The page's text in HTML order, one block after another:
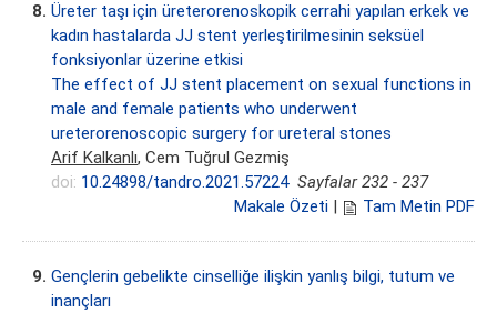
8. Üreter taşı için üreterorenoskopik cerrahi yapılan erkek ve
kadın hastalarda JJ stent yerleştirilmesinin seksüel
fonksiyonlar üzerine etkisi
The effect of JJ stent placement on sexual functions in
male and female patients who underwent
ureterorenoscopic surgery for ureteral stones
Arif Kalkanlı, Cem Tuğrul Gezmiş
doi: 10.24898/tandro.2021.57224 Sayfalar 232 - 237
Makale Özeti
Tam Metin PDF
9. Gençlerin gebelikte cinselliğe ilişkin yanlış bilgi, tutum ve
inançları